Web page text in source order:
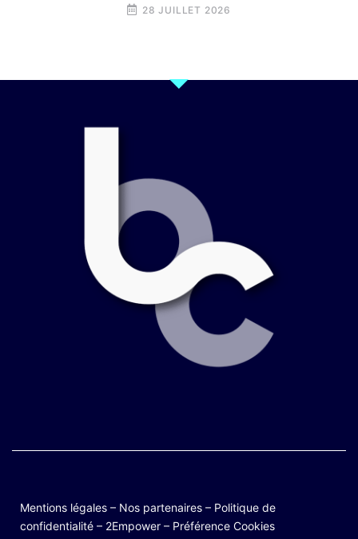
28 JUILLET 2026
Mentions légales – Nos partenaires – Politique de
confidentialité – 2Empower – Préférence Cookies